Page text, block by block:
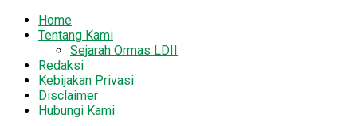
Home
Tentang Kami
Sejarah Ormas LDII
Redaksi
Kebijakan Privasi
Disclaimer
Hubungi Kami